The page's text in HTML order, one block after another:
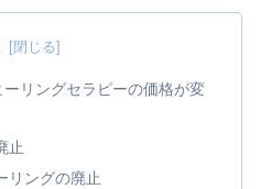
リングセラピーの価格が変
止
リングの廃止